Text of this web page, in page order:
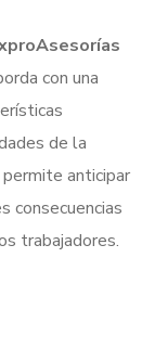
con una
de la
anticipar
consecuencias
trabajadores.